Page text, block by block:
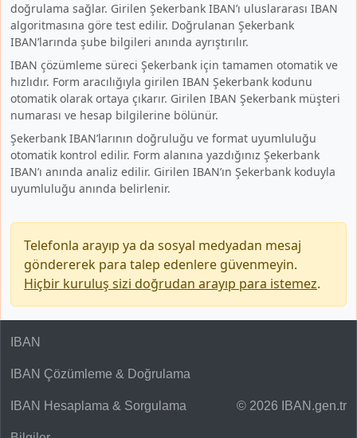
doğrulama sağlar. Girilen Şekerbank IBAN’ı uluslararası IBAN
algoritmasına göre test edilir. Doğrulanan Şekerbank
IBAN’larında şube bilgileri anında ayrıştırılır.
IBAN çözümleme süreci Şekerbank için tamamen otomatik ve
hızlıdır. Form aracılığıyla girilen IBAN Şekerbank kodunu
otomatik olarak ortaya çıkarır. Girilen IBAN Şekerbank müşteri
numarası ve hesap bilgilerine bölünür.
Şekerbank IBAN’larının doğruluğu ve format uyumluluğu
otomatik kontrol edilir. Form alanına yazdığınız Şekerbank
IBAN’ı anında analiz edilir. Girilen IBAN’ın Şekerbank koduyla
uyumluluğu anında belirlenir.
Telefonla arayıp ya da sosyal medyadan mesaj
göndererek para talep edenlere güvenmeyin.
Hiçbir kuruluş sizi doğrudan arayıp para istemez.
© 2026 IBAN.gen.tr
IBAN
IBAN Çözümleme & Doğrulama
IBAN Hesaplama & Sorgulama